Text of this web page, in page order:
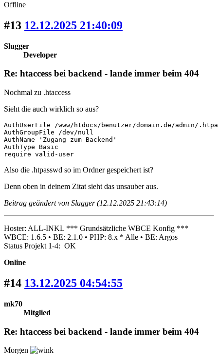
Offline
#13 12.12.2025 21:40:09
Slugger
Developer
Re: htaccess bei backend - lande immer beim 404
Nochmal zu .htaccess
Sieht die auch wirklich so aus?
AuthUserFile /www/htdocs/benutzer/domain.de/admin/
AuthGroupFile /dev/null
AuthName 'Zugang zum Backend'
AuthType Basic
require valid-user
Also die .htpasswd so im Ordner gespeichert ist?
Denn oben in deinem Zitat sieht das unsauber aus.
Beitrag geändert von Slugger (12.12.2025 21:43:14)
Hoster: ALL-INKL *** Grundsätzliche WBCE Konfig ***
WBCE: 1.6.5 • BE: 2.1.0 • PHP: 8.x * Alle • BE: Argos
Status Projekt 1-4: OK
Online
#14 13.12.2025 04:54:55
mk70
Mitglied
Re: htaccess bei backend - lande immer beim 404
Morgen